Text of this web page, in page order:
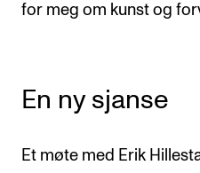
for meg om kunst og
En ny sjanse
Et møte med Erik